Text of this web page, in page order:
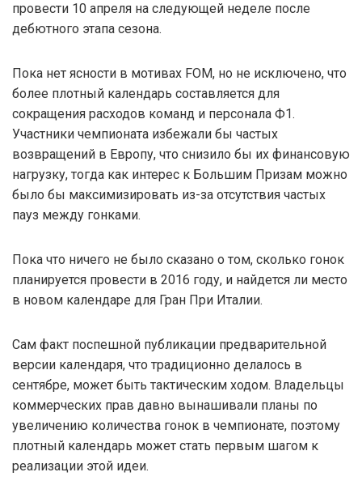
провести 10 апреля на следующей неделе после
дебютного этапа сезона.
Пока нет ясности в мотивах FOM, но не исключено, что
более плотный календарь составляется для
сокращения расходов команд и персонала Ф1.
Участники чемпионата избежали бы частых
возвращений в Европу, что снизило бы их финансовую
нагрузку, тогда как интерес к Большим Призам можно
было бы максимизировать из-за отсутствия частых
пауз между гонками.
Пока что ничего не было сказано о том, сколько гонок
планируется провести в 2016 году, и найдется ли место
в новом календаре для Гран При Италии.
Сам факт поспешной публикации предварительной
версии календаря, что традиционно делалось в
сентябре, может быть тактическим ходом. Владельцы
коммерческих прав давно вынашивали планы по
увеличению количества гонок в чемпионате, поэтому
плотный календарь может стать первым шагом к
реализации этой идеи.